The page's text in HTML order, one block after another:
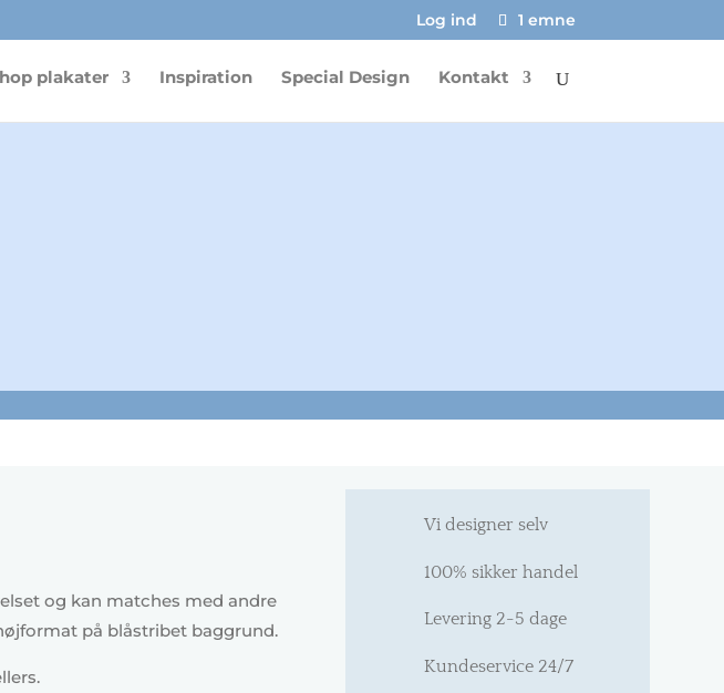
Log ind 1 emne
plakater Inspiration Special Design Kontakt
og kan matches med andre
på blåstribet baggrund.
Vi designer selv
100% sikker handel
Levering 2-5 dage
Kundeservice 24/7